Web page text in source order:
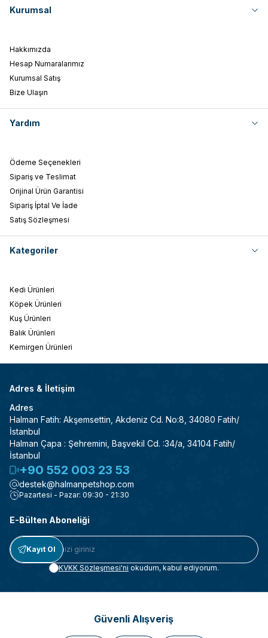
Kurumsal
Hakkımızda
Hesap Numaralarımız
Kurumsal Satış
Bize Ulaşın
Yardım
Ödeme Seçenekleri
Sipariş ve Teslimat
Orijinal Ürün Garantisi
Sipariş İptal Ve İade
Satış Sözleşmesi
Kategoriler
Kedi Ürünleri
Köpek Ürünleri
Kuş Ürünleri
Balık Ürünleri
Kemirgen Ürünleri
Adres & İletişim
Adres
Halman Fatih: Akşemsettin, Akdeniz Cd. No:8, 34080 Fatih/
İstanbul
Halman Çapa : Şehremini, Başvekil Cd. :34/a, 34104 Fatih/
İstanbul
+90 552 003 23 53
destek@halmanpetshop.com
Pazartesi - Pazar: 09:30 - 21:30
E-Bülten Aboneliği
Kayıt Ol
KVKK Sözleşmesi'ni okudum, kabul ediyorum.
Güvenli Alışveriş